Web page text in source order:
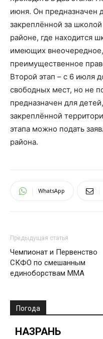
июня. Он предназначен
закреплённой за
районе, где находится
имеющих
преимущественное
Второй этап – с 6 июля
свободных мест, но не
предназначен для
закреплённой
этапа можно подать
района.
WhatsApp
Предыдущая статья
Чемпионат и Первенство
СКФО по смешанным
единоборствам ММА
Погода
НАЗРАНЬ